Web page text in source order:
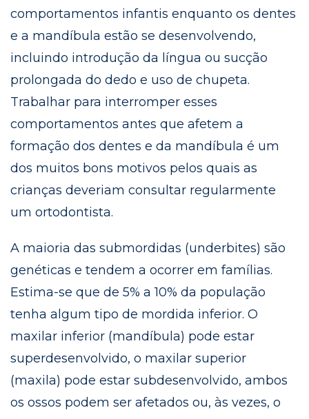
comportamentos infantis enquanto os dentes
e a mandíbula estão se desenvolvendo,
incluindo introdução da língua ou sucção
prolongada do dedo e uso de chupeta.
Trabalhar para interromper esses
comportamentos antes que afetem a
formação dos dentes e da mandíbula é um
dos muitos bons motivos pelos quais as
crianças deveriam consultar regularmente
um ortodontista.
A maioria das submordidas (underbites) são
genéticas e tendem a ocorrer em famílias.
Estima-se que de 5% a 10% da população
tenha algum tipo de mordida inferior. O
maxilar inferior (mandíbula) pode estar
superdesenvolvido, o maxilar superior
(maxila) pode estar subdesenvolvido, ambos
os ossos podem ser afetados ou, às vezes, o